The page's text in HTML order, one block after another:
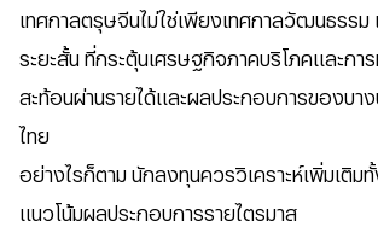
เทศกาลตรุษจีนไม่ใช่เพียงเทศกาลวัฒนธรรม
ระยะสั้น ที่กระตุ้นเศรษฐกิจภาคบริโภคและกา
สะท้อนผ่านรายได้และผลประกอบการของบา
ไทย
อย่างไรก็ตาม นักลงทุนควรวิเคราะห์เพิ่มเติม
แนวโน้มผลประกอบการรายไตรมาส